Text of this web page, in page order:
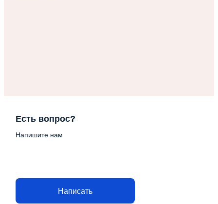
Есть вопрос?
Напишите нам
Написать